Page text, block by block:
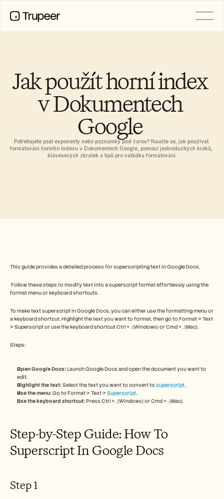
Jak použít horní index
v Dokumentech
Google
Potřebujete psát exponenty nebo poznámky pod čarou? Naučte se, jak používat
formátování horního indexu v Dokumentech Google, pomocí jednoduchých kroků,
klávesových zkratek a tipů pro nabídku formátování.
This guide provides a detailed process for superscripting text in Google Docs.
format menu or keyboard shortcuts.
To make text superscript in Google Docs, you can either use the formatting menu or
a keyboard shortcut. Highlight the text you want to format, then go to Format > Text
> Superscript or use the keyboard shortcut Ctrl + . (Windows) or Cmd + . (Mac).
Steps:
Open Google Docs: Launch Google Docs and open the document you want to
edit.
Highlight the text: Select the text you want to convert to superscript.
Use the menu: Go to Format > Text > Superscript.
Use the keyboard shortcut: Press Ctrl + . (Windows) or Cmd + . (Mac).
Step-by-Step Guide: How To
Superscript In Google Docs
Step 1
Customer Stories
Help Center
Careers
Translation
Knowledge Base
AI Avatars
Brand Kits
USECASES
Sales Enablement
Pre-sales
Customer Success
Training
See more